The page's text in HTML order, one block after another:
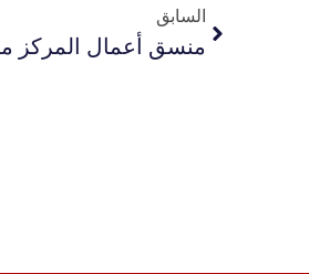
السابق
منسق أعمال المركز